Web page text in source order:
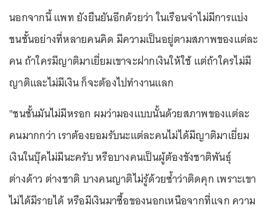
นอกจากนี้ แพท ยังยืนยันอีกด้วยว่า ในเรือนจำไม่มีการแบ่ง
ชนชั้นอย่างที่หลายคนคิด มีความเป็นอยู่ตามสภาพของแต่ละ
คน ถ้าใครมีญาติมาเยี่ยมเขาจะฝากเงินให้ใช้ แต่ถ้าใครไม่มี
ญาติและไม่มีเงิน ก็จะต้องไปทำงานแลก
"ชนชั้นมันไม่มีหรอก ผมว่ามองแบบนั้นด้วยสภาพของแต่ละ
คนมากกว่า เราต้องยอมรับนะแต่ละคนไม่ได้มีญาติมาเยี่ยม
เงินในบุ๊คไม่มีนะครับ หรือบางคนเป็นผู้ต้องขังชาติพันธุ์
ต่างด้าว ต่างชาติ บางคนญาติไม่รู้ด้วยซ้ำว่าติดคุก เพราะเขา
ไม่ได้มีรายได้ หรือมีเงินมาซื้อของนอกเหนือจากที่แจก ความ